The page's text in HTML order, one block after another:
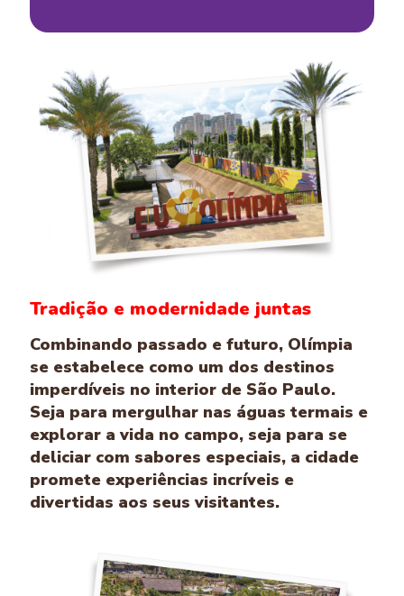
Tradição e modernidade juntas
Combinando passado e futuro, Olímpia
se estabelece como um dos destinos
imperdíveis no interior de São Paulo.
Seja para mergulhar nas águas termais e
explorar a vida no campo, seja para se
deliciar com sabores especiais, a cidade
promete experiências incríveis e
divertidas aos seus visitantes.